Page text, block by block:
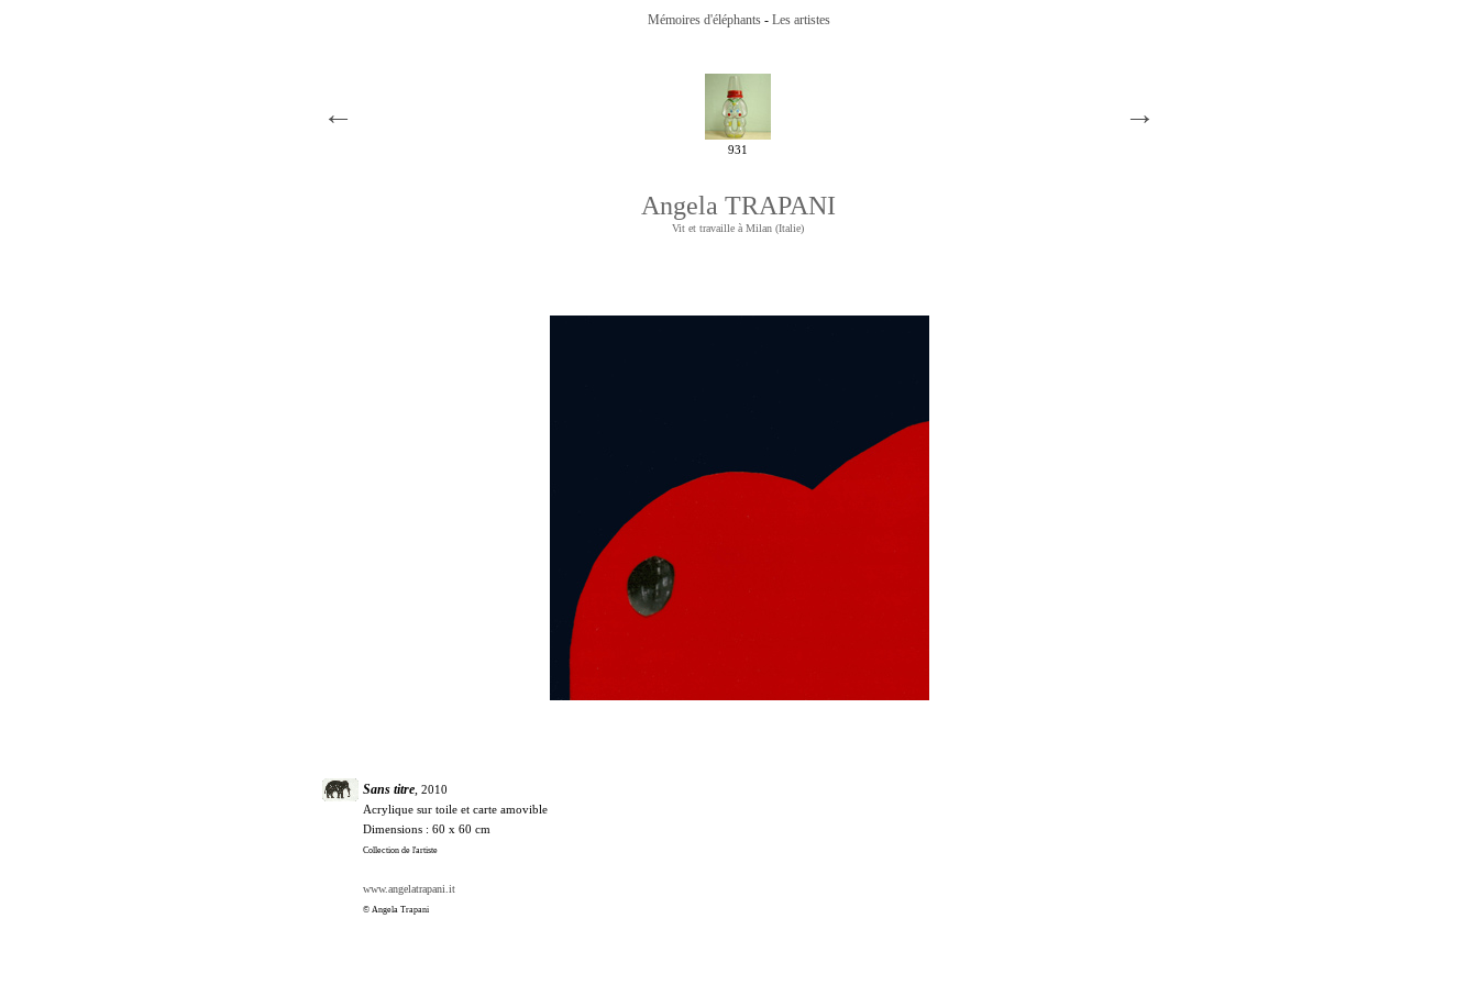
Mémoires d'éléphants - Les artistes
←
931
→
Angela TRAPANI
Vit et travaille à Milan (Italie)
Sans titre, 2010
Acrylique sur toile et carte amovible
Dimensions : 60 x 60 cm
Collection de l'artiste
www.angelatrapani.it
© Angela Trapani